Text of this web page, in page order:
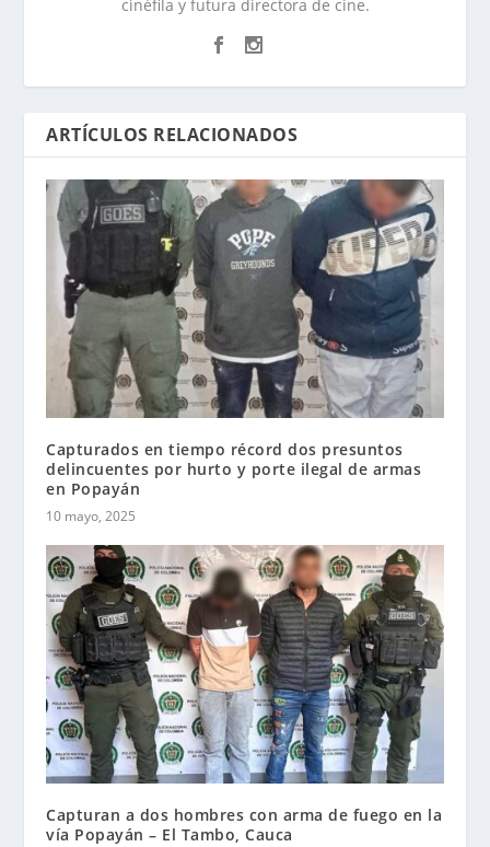
cinéfila y futura directora de cine.
ARTÍCULOS RELACIONADOS
Capturados en tiempo récord dos presuntos
delincuentes por hurto y porte ilegal de armas
en Popayán
10 mayo, 2025
Capturan a dos hombres con arma de fuego en la
vía Popayán – El Tambo, Cauca